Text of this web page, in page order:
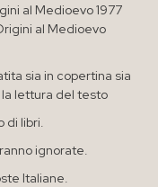
al Medioevo 1977
al Medioevo
sia in copertina sia
lettura del testo
libri.
ignorate.
Italiane.